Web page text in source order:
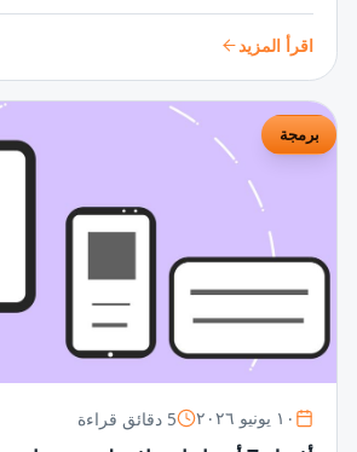
بثقة وثبات في بيئة العمل الديناميكية.
اقرأ المزيد
برمجة
١٠ يونيو ٢٠٢٦ 5 دقائق قراءة